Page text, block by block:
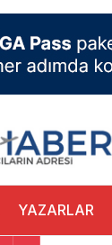
YAZARLAR